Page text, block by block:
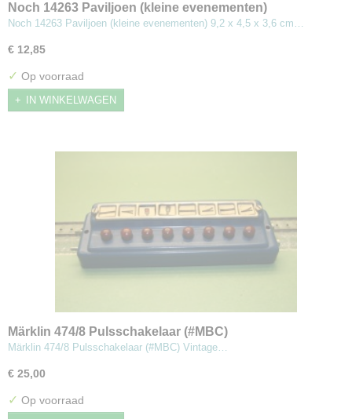
Noch 14263 Paviljoen (kleine evenementen)
Noch 14263 Paviljoen (kleine evenementen) 9,2 x 4,5 x 3,6 cm…
€ 12,85
✓ Op voorraad
IN WINKELWAGEN
Märklin 474/8 Pulsschakelaar (#MBC)
Märklin 474/8 Pulsschakelaar (#MBC) Vintage…
€ 25,00
✓ Op voorraad